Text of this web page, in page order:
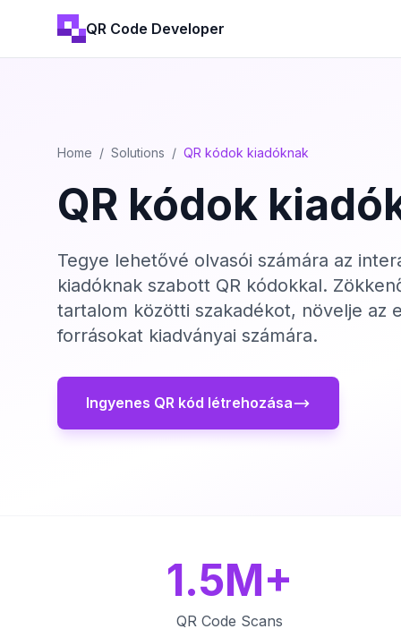
QR Code Developer
Home / Solutions / QR kódok kiadóknak
QR kódok
Tegye lehetővé olvasói számára az
kiadóknak szabott QR kódokkal.
tartalom közötti szakadékot, növelje az
forrásokat kiadványai számára.
Ingyenes QR kód létrehozása
1.5M+
QR Code Scans